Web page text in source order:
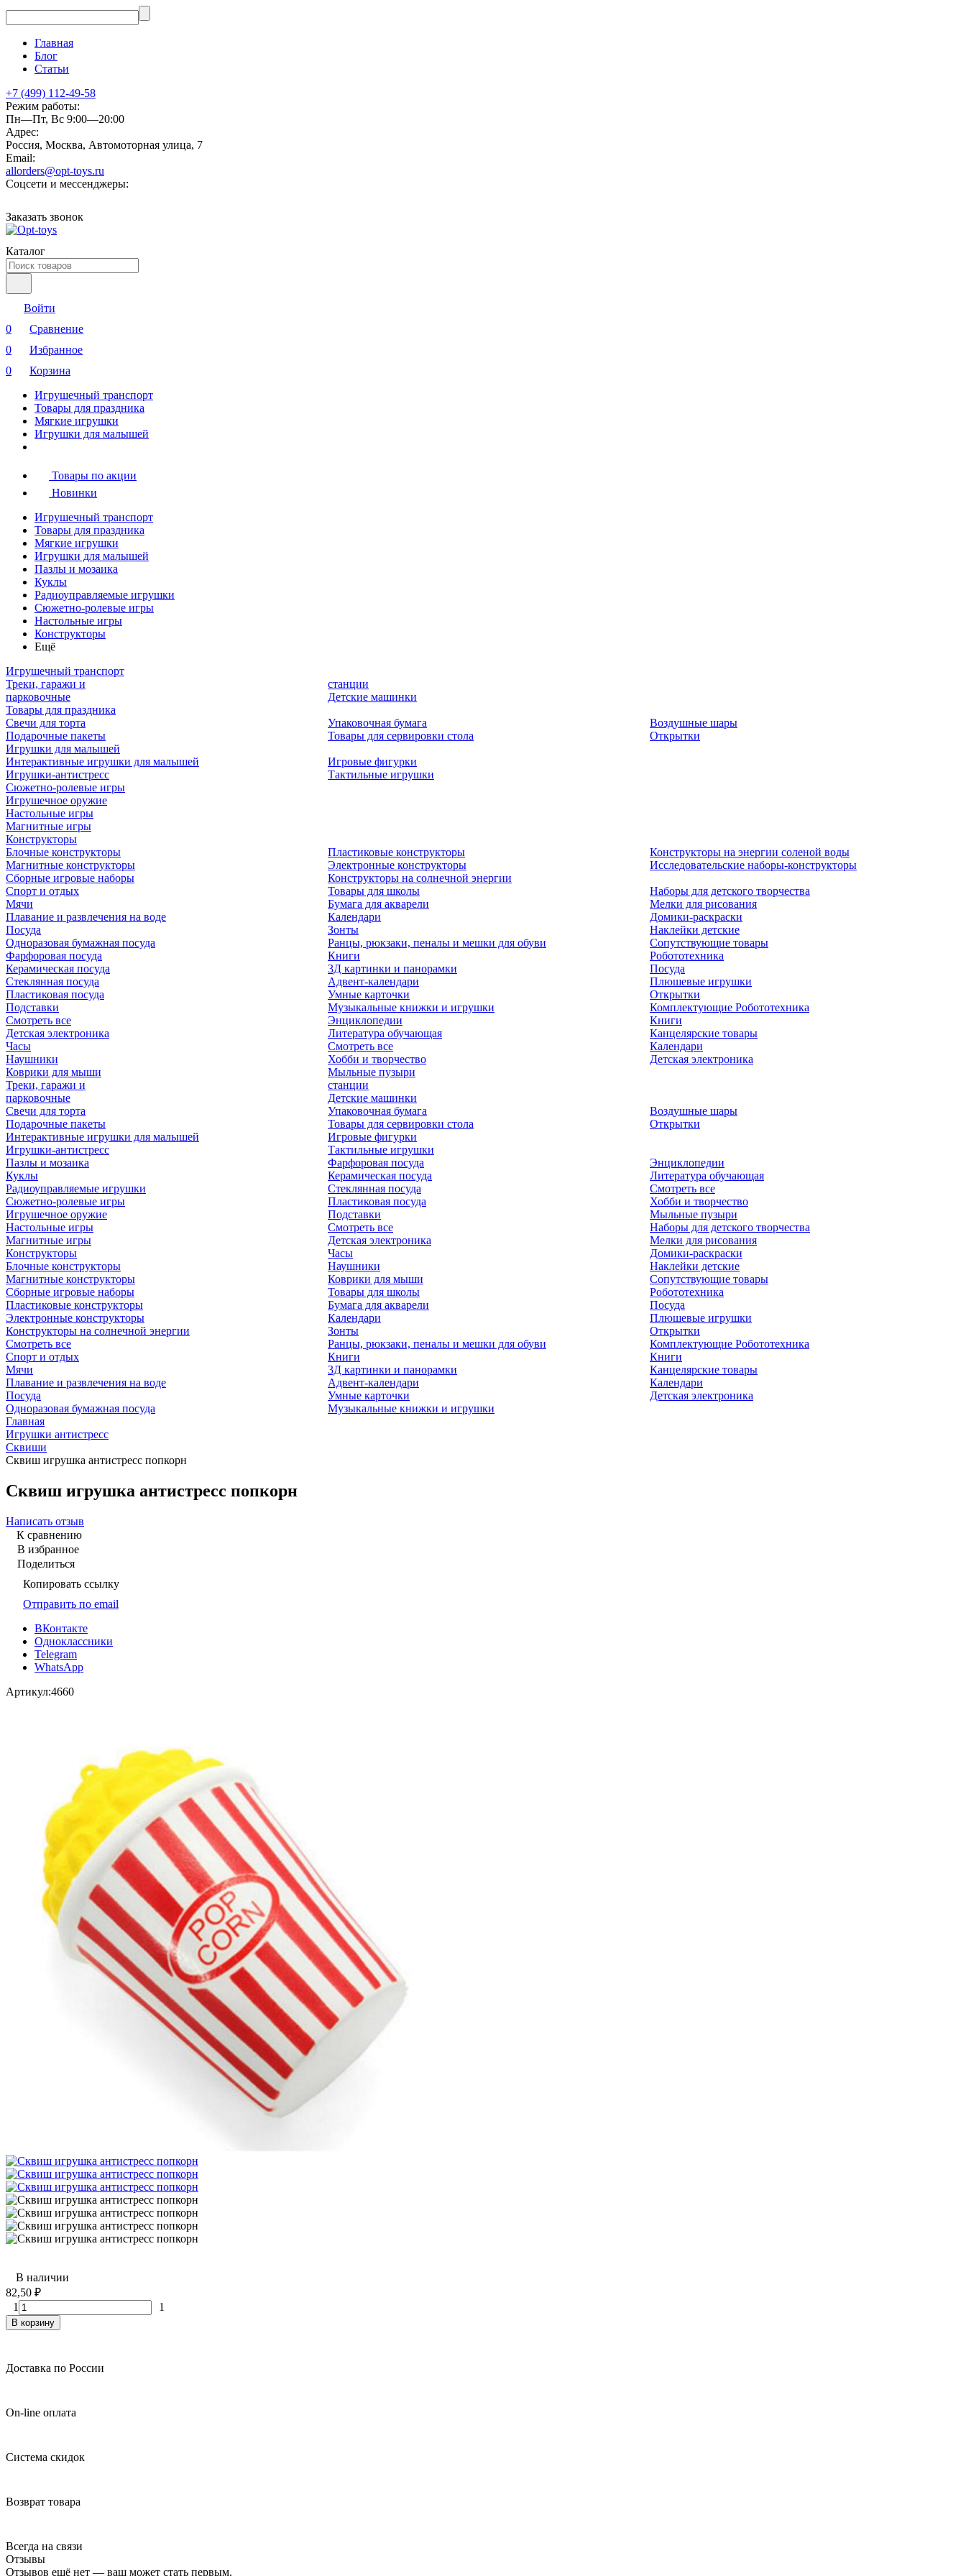
Главная
Блог
Статьи
+7 (499) 112-49-58
Режим работы:
Пн—Пт, Вс 9:00—20:00
Адрес:
Россия, Москва, Автомоторная улица, 7
Email:
allorders@opt-toys.ru
Соцсети и мессенджеры:
Заказать звонок
Каталог
Войти
0
Сравнение
0
Избранное
0
Корзина
Игрушечный транспорт
Товары для праздника
Мягкие игрушки
Игрушки для малышей
Товары по акции
Новинки
Игрушечный транспорт
Товары для праздника
Мягкие игрушки
Игрушки для малышей
Пазлы и мозаика
Куклы
Радиоуправляемые игрушки
Сюжетно-ролевые игры
Настольные игры
Конструкторы
Ещё
Игрушечный транспорт
Треки, гаражи и
парковочные
станции
Детские машинки
Товары для праздника
Свечи для торта
Подарочные пакеты
Упаковочная бумага
Товары для сервировки стола
Воздушные шары
Открытки
Игрушки для малышей
Интерактивные игрушки для малышей
Игрушки-антистресс
Игровые фигурки
Тактильные игрушки
Сюжетно-ролевые игры
Игрушечное оружие
Настольные игры
Магнитные игры
Конструкторы
Блочные конструкторы
Магнитные конструкторы
Сборные игровые наборы
Пластиковые конструкторы
Электронные конструкторы
Конструкторы на солнечной энергии
Конструкторы на энергии соленой воды
Исследовательские наборы-конструкторы
Спорт и отдых
Мячи
Плавание и развлечения на воде
Посуда
Одноразовая бумажная посуда
Фарфоровая посуда
Керамическая посуда
Стеклянная посуда
Пластиковая посуда
Подставки
Смотреть все
Детская электроника
Часы
Наушники
Коврики для мыши
Товары для школы
Бумага для акварели
Календари
Зонты
Ранцы, рюкзаки, пеналы и мешки для обуви
Книги
3Д картинки и панорамки
Адвент-календари
Умные карточки
Музыкальные книжки и игрушки
Энциклопедии
Литература обучающая
Смотреть все
Хобби и творчество
Мыльные пузыри
Наборы для детского творчества
Мелки для рисования
Домики-раскраски
Наклейки детские
Сопутствующие товары
Робототехника
Посуда
Плюшевые игрушки
Открытки
Комплектующие Робототехника
Книги
Канцелярские товары
Календари
Детская электроника
Треки, гаражи и
парковочные
станции
Детские машинки
Свечи для торта
Подарочные пакеты
Упаковочная бумага
Товары для сервировки стола
Воздушные шары
Открытки
Интерактивные игрушки для малышей
Игрушки-антистресс
Игровые фигурки
Тактильные игрушки
Пазлы и мозаика
Куклы
Радиоуправляемые игрушки
Сюжетно-ролевые игры
Игрушечное оружие
Настольные игры
Магнитные игры
Конструкторы
Блочные конструкторы
Магнитные конструкторы
Сборные игровые наборы
Пластиковые конструкторы
Электронные конструкторы
Конструкторы на солнечной энергии
Смотреть все
Спорт и отдых
Мячи
Плавание и развлечения на воде
Посуда
Одноразовая бумажная посуда
Фарфоровая посуда
Керамическая посуда
Стеклянная посуда
Пластиковая посуда
Подставки
Смотреть все
Детская электроника
Часы
Наушники
Коврики для мыши
Товары для школы
Бумага для акварели
Календари
Зонты
Ранцы, рюкзаки, пеналы и мешки для обуви
Книги
3Д картинки и панорамки
Адвент-календари
Умные карточки
Музыкальные книжки и игрушки
Энциклопедии
Литература обучающая
Смотреть все
Хобби и творчество
Мыльные пузыри
Наборы для детского творчества
Мелки для рисования
Домики-раскраски
Наклейки детские
Сопутствующие товары
Робототехника
Посуда
Плюшевые игрушки
Открытки
Комплектующие Робототехника
Книги
Канцелярские товары
Календари
Детская электроника
Главная
Игрушки антистресс
Сквиши
Сквиш игрушка антистресс попкорн
Сквиш игрушка антистресс попкорн
Написать отзыв
К сравнению
В избранное
Поделиться
Копировать ссылку
Отправить по email
ВКонтакте
Одноклассники
Telegram
WhatsApp
Артикул:4660
В наличии
82,50 ₽
1
1
В корзину
Доставка по России
On-line оплата
Система скидок
Возврат товара
Всегда на связи
Отзывы
Отзывов ещё нет — ваш может стать первым.